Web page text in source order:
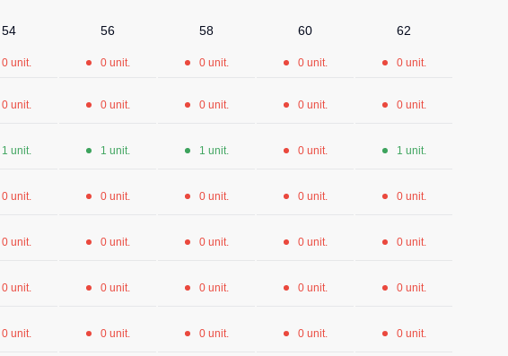
54 56 58 60 62
0 unit. 0 unit. 0 unit. 0 unit. 0 unit.
0 unit. 0 unit. 0 unit. 0 unit. 0 unit.
1 unit. 1 unit. 1 unit. 0 unit. 1 unit.
0 unit. 0 unit. 0 unit. 0 unit. 0 unit.
0 unit. 0 unit. 0 unit. 0 unit. 0 unit.
0 unit. 0 unit. 0 unit. 0 unit. 0 unit.
0 unit. 0 unit. 0 unit. 0 unit. 0 unit.